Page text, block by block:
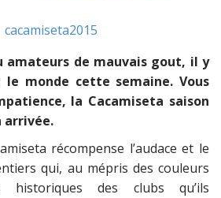
amateurs de mauvais gout, il y
monde cette semaine. Vous
la Cacamiseta saison
arrivée.
récompense l’audace et le
qui, au mépris des couleurs
des clubs qu’ils